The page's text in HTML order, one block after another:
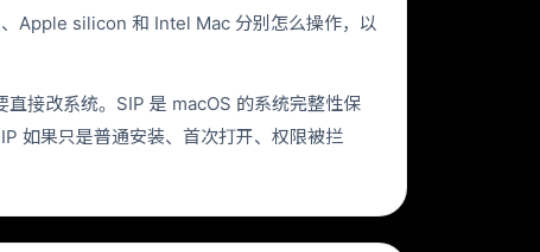
Apple silicon 和 Intel Mac 分别怎么操作，以
接改系统。SIP 是 macOS 的系统完整性保
如果只是普通安装、首次打开、权限被拦